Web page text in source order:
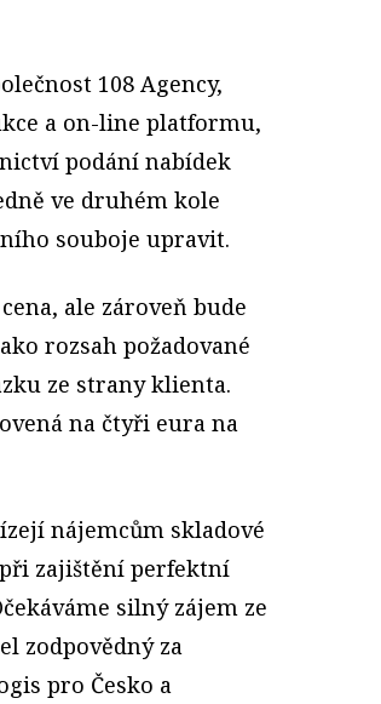
108 Agency,
a on-line platformu,
podání nabídek
ve druhém kole
souboje upravit.
ale zároveň bude
rozsah požadované
ze strany klienta.
na čtyři eura na
nájemcům skladové
zajištění perfektní
silný zájem ze
zodpovědný za
pro Česko a